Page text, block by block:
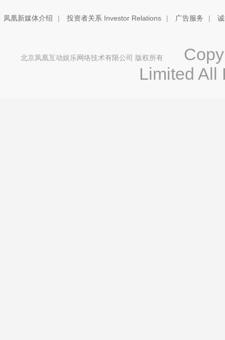
凤凰新媒体介绍 | 投资者关系 Investor Relations | 广告服务 |
北京凤凰互动娱乐网络技术有限公司 版权所有
Limited All